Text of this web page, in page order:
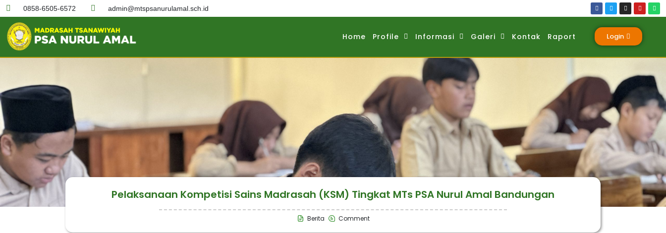
0858-6505-6572 admin@mtspsanurulamal.sch.id
Home Profile Informasi Galeri Kontak Raport Login
Pelaksanaan Kompetisi Sains Madrasah (KSM) Tingkat MTs PSA Nurul Amal Bandungan
Berita Comment